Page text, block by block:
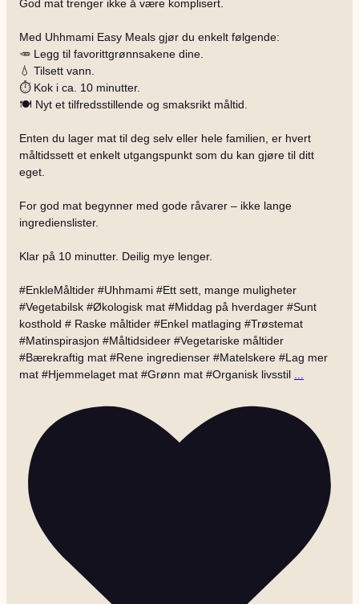
God mat trenger ikke å være komplisert.
Med Uhhmami Easy Meals gjør du enkelt følgende:
🥕 Legg til favorittgrønnsakene dine.
💧 Tilsett vann.
⏱️ Kok i ca. 10 minutter.
🍽️ Nyt et tilfredsstillende og smaksrikt måltid.
Enten du lager mat til deg selv eller hele familien, er hvert
måltidssett et enkelt utgangspunkt som du kan gjøre til ditt
eget.
For god mat begynner med gode råvarer – ikke lange
ingredienslister.
Klar på 10 minutter. Deilig mye lenger.
#EnkleMåltider #Uhhmami #Ett sett, mange muligheter
#Vegetabilsk #Økologisk mat #Middag på hverdager #Sunt
kosthold # Raske måltider #Enkel matlaging #Trøstemat
#Matinspirasjon #Måltidsideer #Vegetariske måltider
#Bærekraftig mat #Rene ingredienser #Matelskere #Lag mer
mat #Hjemmelaget mat #Grønn mat #Organisk livsstil